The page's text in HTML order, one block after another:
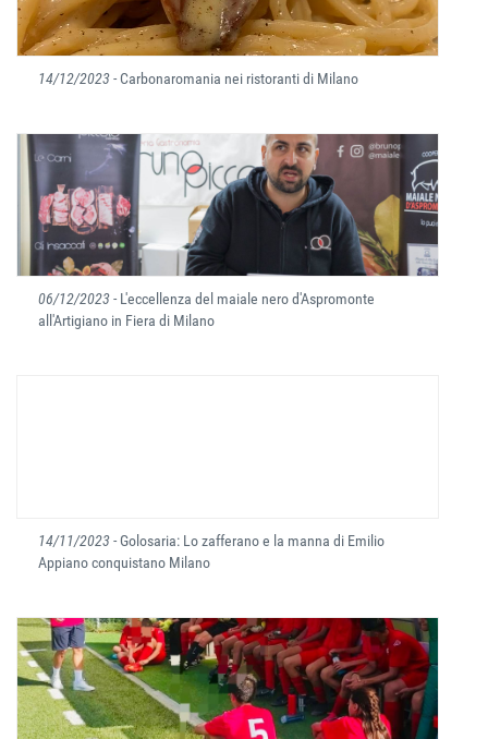
14/12/2023- Carbonaromania nei ristoranti di Milano
06/12/2023- L'eccellenza del maiale nero d'Aspromonte
all'Artigiano in Fiera di Milano
14/11/2023- Golosaria: Lo zafferano e la manna di Emilio
Appiano conquistano Milano